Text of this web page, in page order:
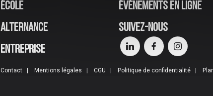
École
Alternance
Entreprise
Événements en ligne
Suivez-nous
Contact Mentions légales CGU Politique de confidentialité